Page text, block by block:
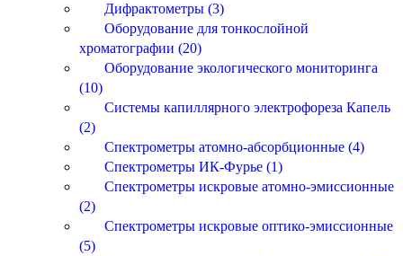
Дифрактометры (3)
Оборудование для тонкослойной
хроматографии (20)
Оборудование экологического мониторинга
(10)
Системы капиллярного электрофореза Капель
(2)
Спектрометры атомно-абсорбционные (4)
Спектрометры ИК-Фурье (1)
Спектрометры искровые атомно-эмиссионные
(2)
Спектрометры искровые оптико-эмиссионные
(5)